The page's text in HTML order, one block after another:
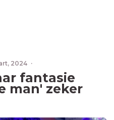
2024 ·
fantasie
man' zeker